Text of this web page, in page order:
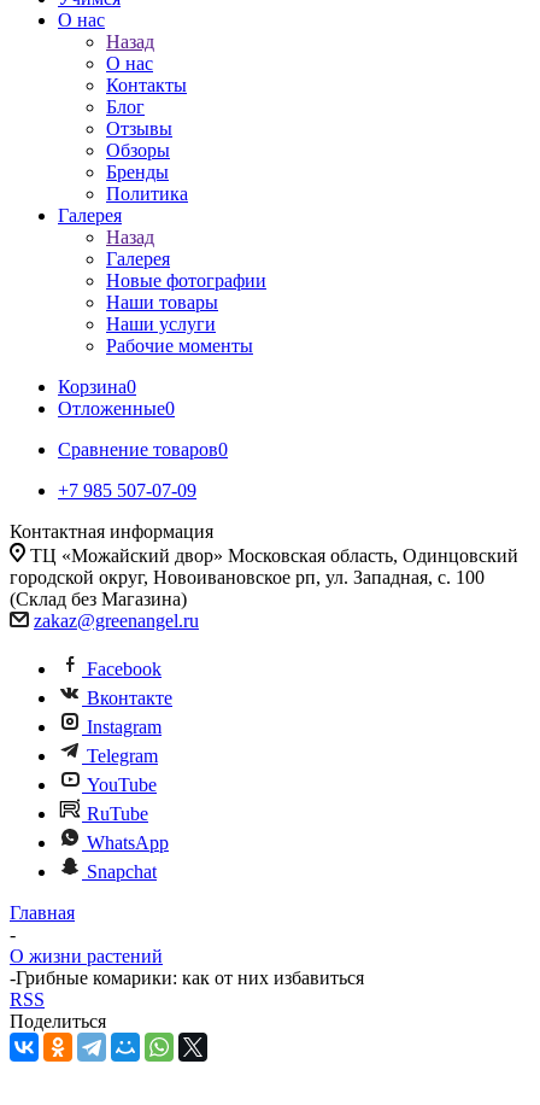
О нас
Назад
О нас
Контакты
Блог
Отзывы
Обзоры
Бренды
Политика
Галерея
Назад
Галерея
Новые фотографии
Наши товары
Наши услуги
Рабочие моменты
Корзина0
Отложенные0
Сравнение товаров0
+7 985 507-07-09
Контактная информация
ТЦ «Можайский двор» Московская область, Одинцовский
городской округ, Новоивановское рп, ул. Западная, с. 100
(Склад без Магазина)
zakaz@greenangel.ru
Facebook
Вконтакте
Instagram
Telegram
YouTube
RuTube
WhatsApp
Snapchat
Главная
-
О жизни растений
-Грибные комарики: как от них избавиться
RSS
Поделиться